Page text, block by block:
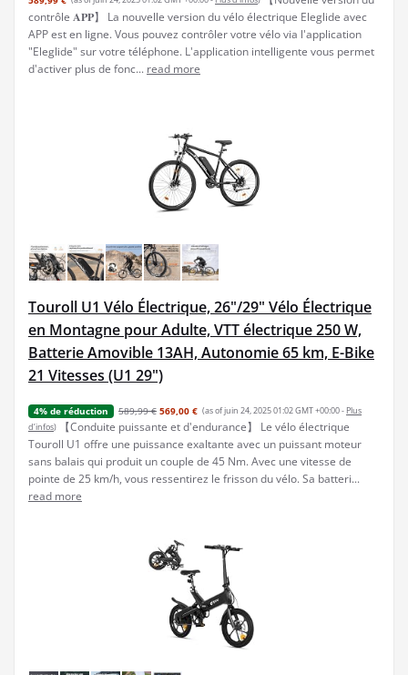
contrôle 𝐀𝐏𝐏】 La nouvelle version du vélo électrique Eleglide avec
APP est en ligne. Vous pouvez contrôler votre vélo via l'application
"Eleglide" sur votre téléphone. L'application intelligente vous permet
d'activer plus de fonc... read more
Touroll U1 Vélo Électrique, 26"/29" Vélo Électrique
en Montagne pour Adulte, VTT électrique 250 W,
Batterie Amovible 13AH, Autonomie 65 km, E-Bike
21 Vitesses (U1 29")
4% de réduction 589,99 € 569,00 € (as of juin 24, 2025 01:02 GMT +00:00 - Plus
d’infos)
【Conduite puissante et d'endurance】 Le vélo électrique
Touroll U1 offre une puissance exaltante avec un puissant moteur
sans balais qui produit un couple de 45 Nm. Avec une vitesse de
pointe de 25 km/h, vous ressentirez le frisson du vélo. Sa batteri...
read more